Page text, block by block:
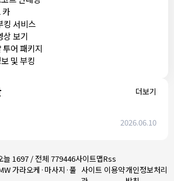
카
킹 서비스
상 보기
투어 패키지
및 부킹
더보기
2026.06.10
늘 1697 / 전체 779446사이트맵Rss
가라오케·마사지·풀 사이트 이용약개인정보처리